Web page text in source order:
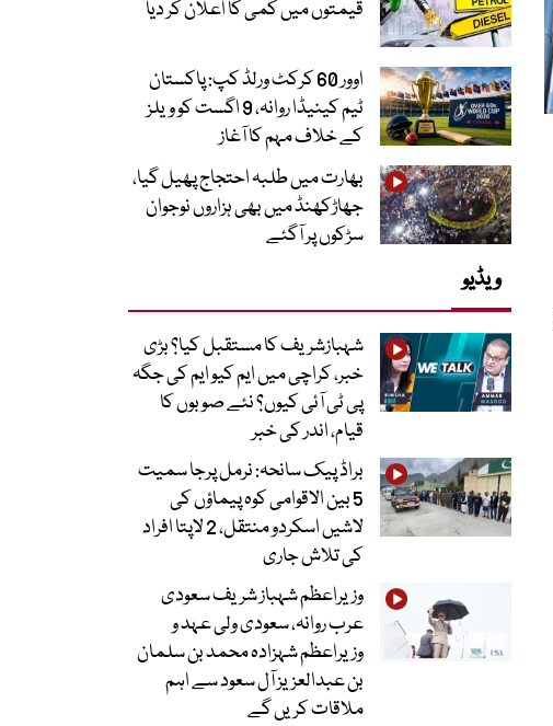
قیمتوں میں کمی کا اعلان کر دیا
اوور 60 کرکٹ ورلڈ کپ: پاکستان
ٹیم کینیڈا روانہ، 9 اگست کو ویلز
کے خلاف مہم کا آغاز
بھارت میں طلبہ احتجاج پھیل گیا،
جھاڑکھنڈ میں بھی ہزاروں نوجوان
سڑکوں پر آگئے
ویڈیو
شہبازشریف کا مستقبل کیا؟ بڑی
خبر، کراچی میں ایم کیو ایم کی جگہ
پی ٹی آئی کیوں؟ نئے صوبوں کا
قیام، اندر کی خبر
براڈ پیک سانحہ: نرمل پرجا سمیت
5 بین الاقوامی کوہ پیماؤں کی
لاشیں اسکردو منتقل، 2 لاپتا افراد
کی تلاش جاری
وزیراعظم شہباز شریف سعودی
عرب روانہ، سعودی ولی عہد و
وزیراعظم شہزادہ محمد بن سلمان
بن عبدالعزیز آل سعود سے اہم
ملاقات کریں گے